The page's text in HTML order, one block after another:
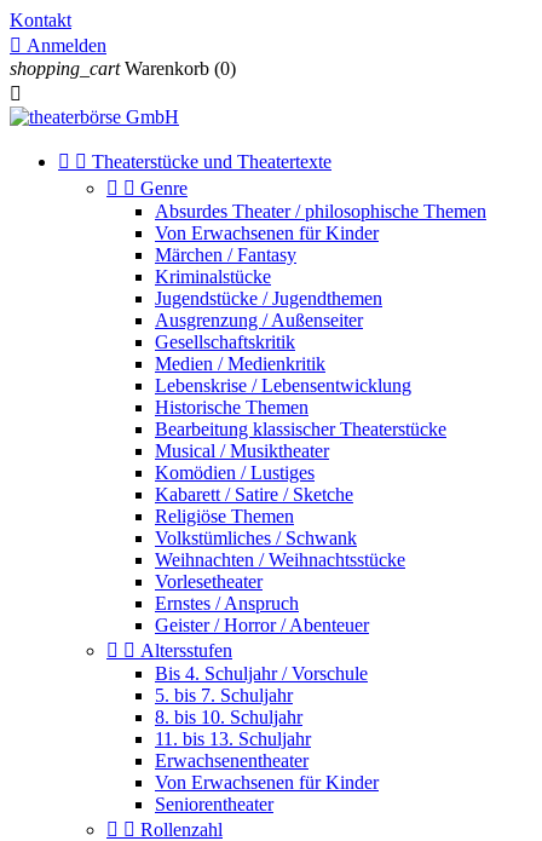
Kontakt
 Anmelden
shopping_cart Warenkorb (0)

  Theaterstücke und Theatertexte
  Genre
Absurdes Theater / philosophische Themen
Von Erwachsenen für Kinder
Märchen / Fantasy
Kriminalstücke
Jugendstücke / Jugendthemen
Ausgrenzung / Außenseiter
Gesellschaftskritik
Medien / Medienkritik
Lebenskrise / Lebensentwicklung
Historische Themen
Bearbeitung klassischer Theaterstücke
Musical / Musiktheater
Komödien / Lustiges
Kabarett / Satire / Sketche
Religiöse Themen
Volkstümliches / Schwank
Weihnachten / Weihnachtsstücke
Vorlesetheater
Ernstes / Anspruch
Geister / Horror / Abenteuer
  Altersstufen
Bis 4. Schuljahr / Vorschule
5. bis 7. Schuljahr
8. bis 10. Schuljahr
11. bis 13. Schuljahr
Erwachsenentheater
Von Erwachsenen für Kinder
Seniorentheater
  Rollenzahl